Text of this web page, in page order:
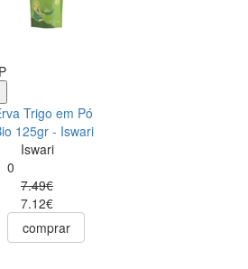
Trigo em Pó
125gr - Iswari
Iswari
0
7.49€
7.12€
comprar